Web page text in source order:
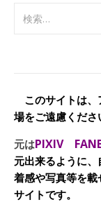
このサイトは、
場をご遠慮くださ
元はPIXIV
元出来るように
着感や写真等を
サイトです。